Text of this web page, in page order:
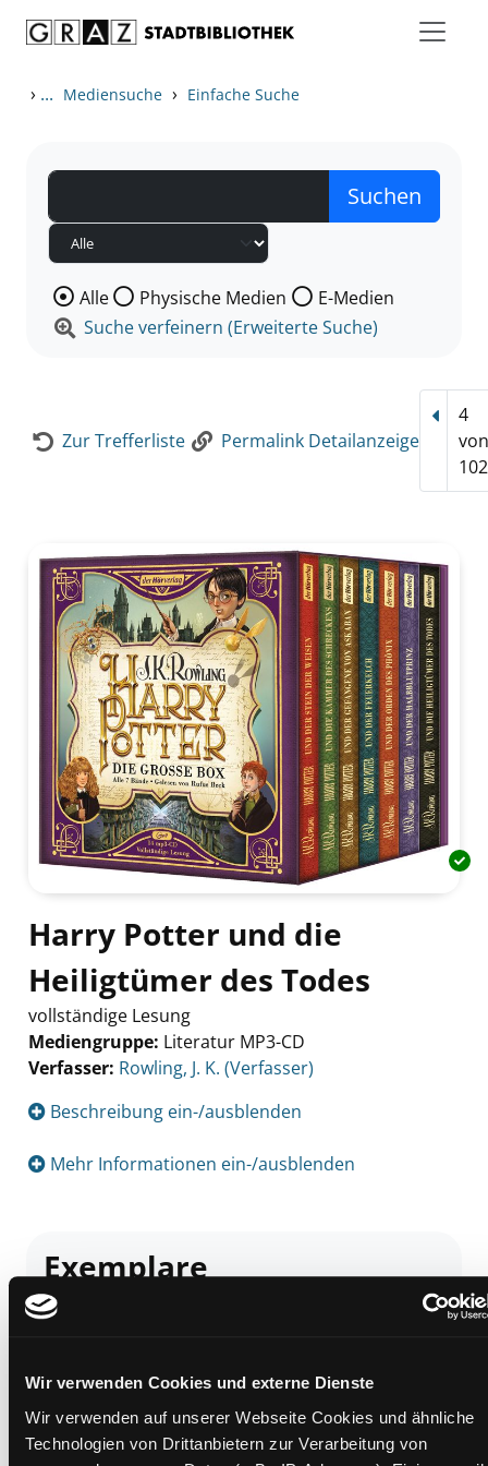
Wir verwenden Cookies und externe Dienste
Wir verwenden auf unserer Webseite Cookies und ähnliche
Technologien von Drittanbietern zur Verarbeitung von
› ... Mediensuche › Einfache Suche
Wählen Sie die Medienart nach der Sie suchen wollen.
Alle Physische Medien
E-Medien
Suche verfeinern (Erweiterte Suche)
Zur Trefferliste Permalink Detailanzeige
4
von
102
Harry Potter und die
Heiligtümer des Todes
vollständige Lesung
Mediengruppe: Literatur MP3-CD
Verfasser: Suche nach diesem Verfasser
Rowling, J. K. (Verfasser)
Beschreibung ein-/ausblenden
Mehr Informationen ein-/ausblenden
Exemplare
Zweigstelle:
Standort 2:Ausleihe
Verfügbar
Vorbestellungen:0